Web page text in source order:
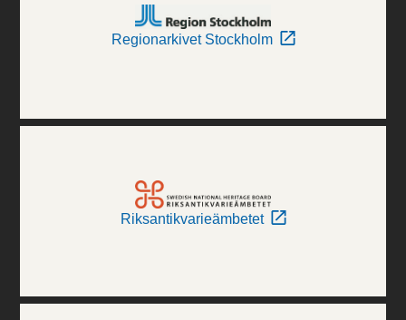
Regionarkivet Stockholm
Riksantikvarieämbetet